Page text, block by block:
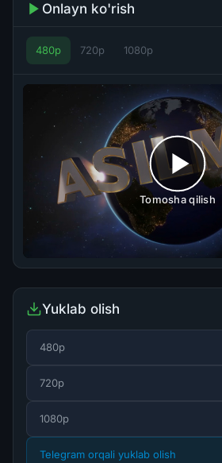
Onlayn ko'rish
480p 720p 1080p
Tomosha qilish
Yuklab olish
480p
720p
1080p
Telegram orqali yuklab olish